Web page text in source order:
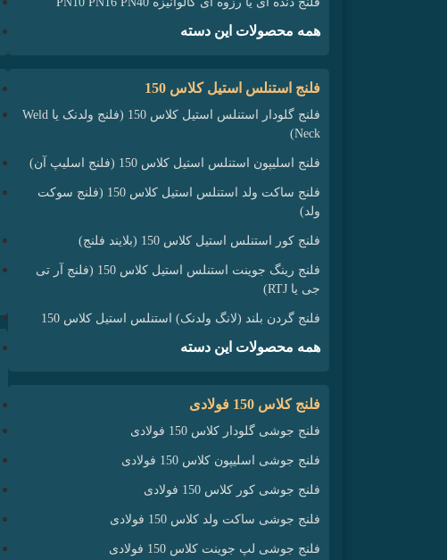
همه محصولات این دسته
فلنج استنلس استیل کلاس 150
فلنج گلودار استنلس استیل کلاس 150 (فلنج ولدنک یا Weld
Neck)
فلنج اسلیپون استنلس استیل کلاس 150 (فلنج اسلیپ آن)
فلنج ساکت ولد استنلس استیل کلاس 150 (فلنج سوکت
ولد)
فلنج کور استنلس استیل کلاس 150 (بلایند فلنج)
فلنج رینگ جوینت استنلس استیل کلاس 150 (فلنج آر تی
جی یا RTJ)
فلنج گردن بلند (لانگ ولدنک) استنلس استیل کلاس 150
همه محصولات این دسته
فلنج کلاس 150 فولادی
فلنج جوشی گلودار کلاس 150 فولادی
فلنج جوشی اسلیپون کلاس 150 فولادی
فلنج جوشی کور کلاس 150 فولادی
فلنج جوشی ساکت ولد کلاس 150 فولادی
فلنج جوشی لپ جوینت کلاس 150 فولادی